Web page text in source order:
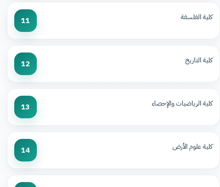
كلية الفلسفة 11
كلية التاريخ 12
كلية الرياضيات والإحصاء 13
كلية علوم الأرض 14